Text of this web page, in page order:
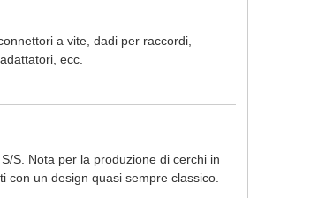
a vite, dadi per raccordi,
ecc.
S. Nota per la produzione di cerchi in
con un design quasi sempre classico.